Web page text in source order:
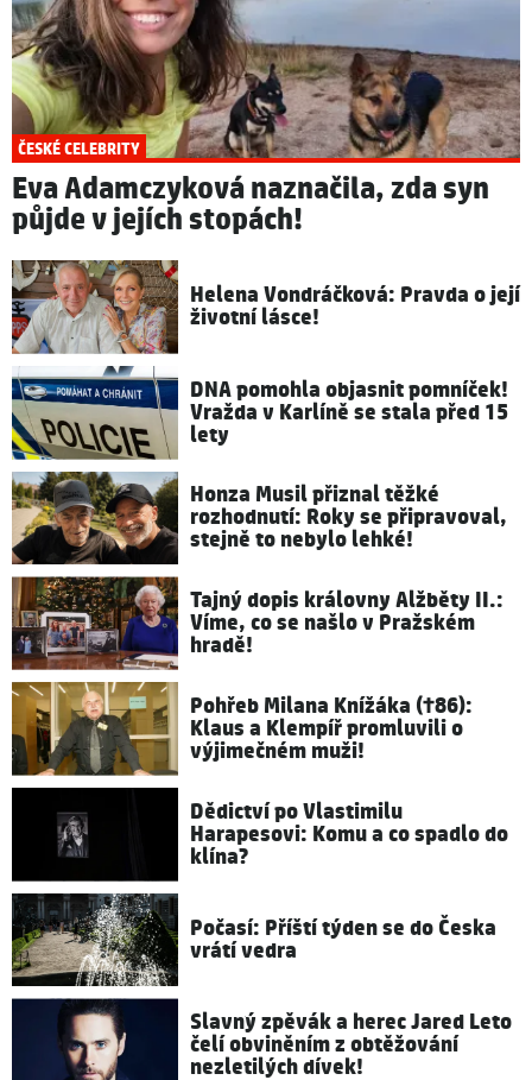
ČESKÉ CELEBRITY
Eva Adamczyková naznačila, zda syn
půjde v jejích stopách!
Helena Vondráčková: Pravda o její
životní lásce!
DNA pomohla objasnit pomníček!
Vražda v Karlíně se stala před 15
lety
Honza Musil přiznal těžké
rozhodnutí: Roky se připravoval,
stejně to nebylo lehké!
Tajný dopis královny Alžběty II.:
Víme, co se našlo v Pražském
hradě!
Pohřeb Milana Knížáka (†86):
Klaus a Klempíř promluvili o
výjimečném muži!
Dědictví po Vlastimilu
Harapesovi: Komu a co spadlo do
klína?
Počasí: Příští týden se do Česka
vrátí vedra
Slavný zpěvák a herec Jared Leto
čelí obviněním z obtěžování
nezletilých dívek!